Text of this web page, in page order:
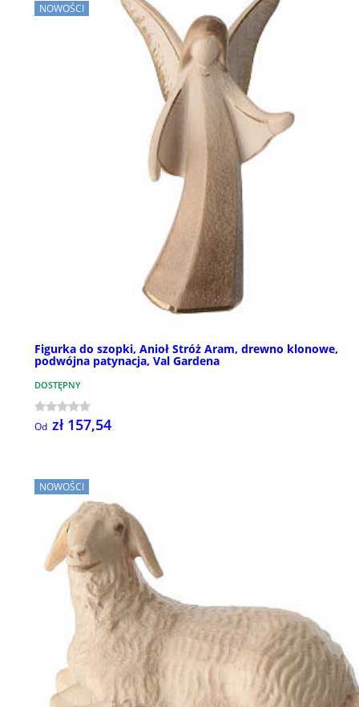
NOWOŚCI
Figurka do szopki, Anioł Stróż Aram, drewno klonowe,
podwójna patynacja, Val Gardena
DOSTĘPNY
Od zł 157,54
NOWOŚCI